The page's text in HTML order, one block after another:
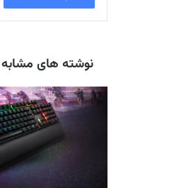
نوشته های مشابه